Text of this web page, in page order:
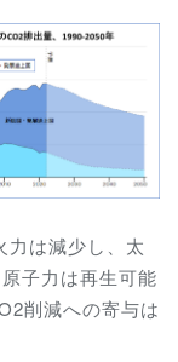
力は減少し、太
子力は再生可能
削減への寄与は